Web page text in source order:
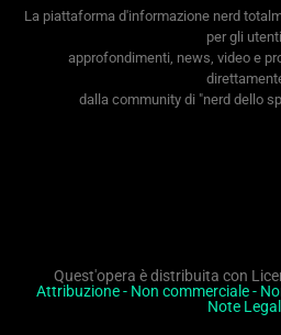
La piattaforma d'informazione nerd
per gli
approfondimenti, news, video e
dalla community di "nerd dello
Quest'opera è distribuita con
Attribuzione - Non commerciale -
Note